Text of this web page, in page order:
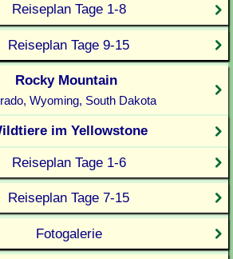
Reiseplan Tage 1-8
Reiseplan Tage 9-15
Rocky Mountain
Wyoming, South Dakota
im Yellowstone
Reiseplan Tage 1-6
Reiseplan Tage 7-15
Fotogalerie